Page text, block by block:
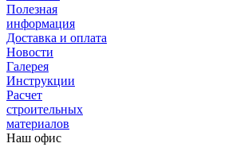
Полезная
информация
Доставка и оплата
Новости
Галерея
Инструкции
Расчет
строительных
материалов
Наш офис